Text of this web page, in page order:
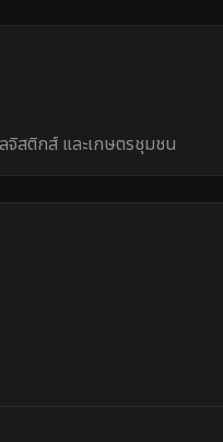
จิสติกส์ และเกษตรชุมชน